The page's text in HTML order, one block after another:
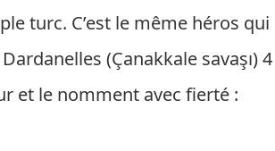
turc. C’est le même héros qui
(Çanakkale savaşı) 4
et le nomment avec fierté :